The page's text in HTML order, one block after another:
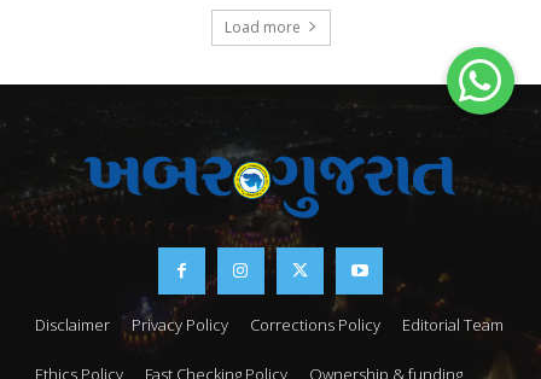
Load more
Disclaimer Privacy Policy Corrections Policy Editorial Team
Ethics Policy Fast Checking Policy Ownership & funding